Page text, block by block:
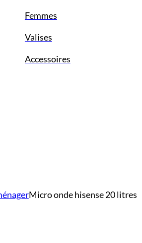
Femmes
Valises
Accessoires
Micro onde hisense 20 litres